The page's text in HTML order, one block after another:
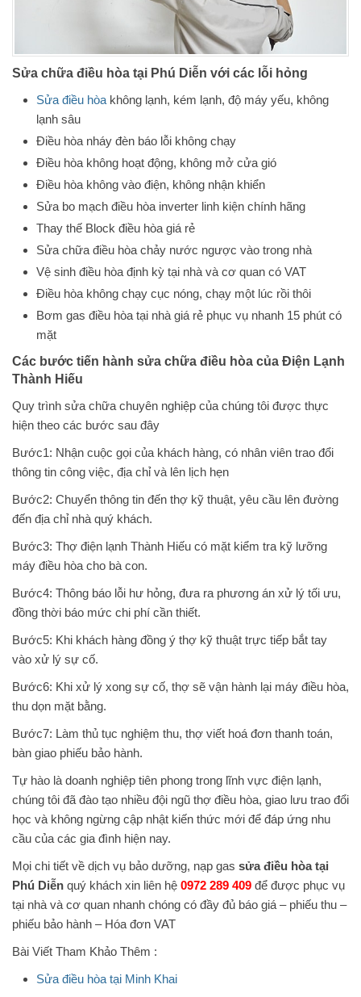
Sửa chữa điều hòa tại Phú Diễn với các lỗi hỏng
Sửa điều hòakhông lạnh, kém lạnh, độ máy yếu, không
lạnh sâu
Điều hòa nháy đèn báo lỗi không chạy
Điều hòa không hoạt động, không mở cửa gió
Điều hòa không vào điện, không nhận khiển
Sửa bo mạch điều hòa inverter linh kiện chính hãng
Thay thế Block điều hòa giá rẻ
Sửa chữa điều hòa chảy nước ngược vào trong nhà
Vệ sinh điều hòa định kỳ tại nhà và cơ quan có VAT
Điều hòa không chạy cục nóng, chạy một lúc rồi thôi
Bơm gas điều hòa tại nhà giá rẻ phục vụ nhanh 15 phút có
mặt
Các bước tiến hành sửa chữa điều hòa của Điện Lạnh
Thành Hiếu
Quy trình sửa chữa chuyên nghiệp của chúng tôi được thực
hiện theo các bước sau đây
Bước1: Nhận cuộc gọi của khách hàng, có nhân viên trao đổi
thông tin công việc, địa chỉ và lên lịch hẹn
Bước2: Chuyển thông tin đến thợ kỹ thuật, yêu cầu lên đường
đến địa chỉ nhà quý khách.
Bước3: Thợ điện lạnh Thành Hiếu có mặt kiểm tra kỹ lưỡng
máy điều hòa cho bà con.
Bước4: Thông báo lỗi hư hỏng, đưa ra phương án xử lý tối ưu,
đồng thời báo mức chi phí cần thiết.
Bước5: Khi khách hàng đồng ý thợ kỹ thuật trực tiếp bắt tay
vào xử lý sự cố.
Bước6: Khi xử lý xong sự cố, thợ sẽ vận hành lại máy điều hòa,
thu dọn mặt bằng.
Bước7: Làm thủ tục nghiệm thu, thợ viết hoá đơn thanh toán,
bàn giao phiếu bảo hành.
Tự hào là doanh nghiệp tiên phong trong lĩnh vực điện lạnh,
chúng tôi đã đào tạo nhiều đội ngũ thợ điều hòa, giao lưu trao đổi
học và không ngừng cập nhật kiến thức mới để đáp ứng nhu
cầu của các gia đình hiện nay.
Mọi chi tiết về dịch vụ bảo dưỡng, nạp gas sửa điều hòa tại
Phú Diễn quý khách xin liên hệ 0972 289 409 để được phục vụ
tại nhà và cơ quan nhanh chóng có đầy đủ báo giá – phiếu thu –
phiếu bảo hành – Hóa đơn VAT
Bài Viết Tham Khảo Thêm :
Sửa điều hòa tại Minh Khai